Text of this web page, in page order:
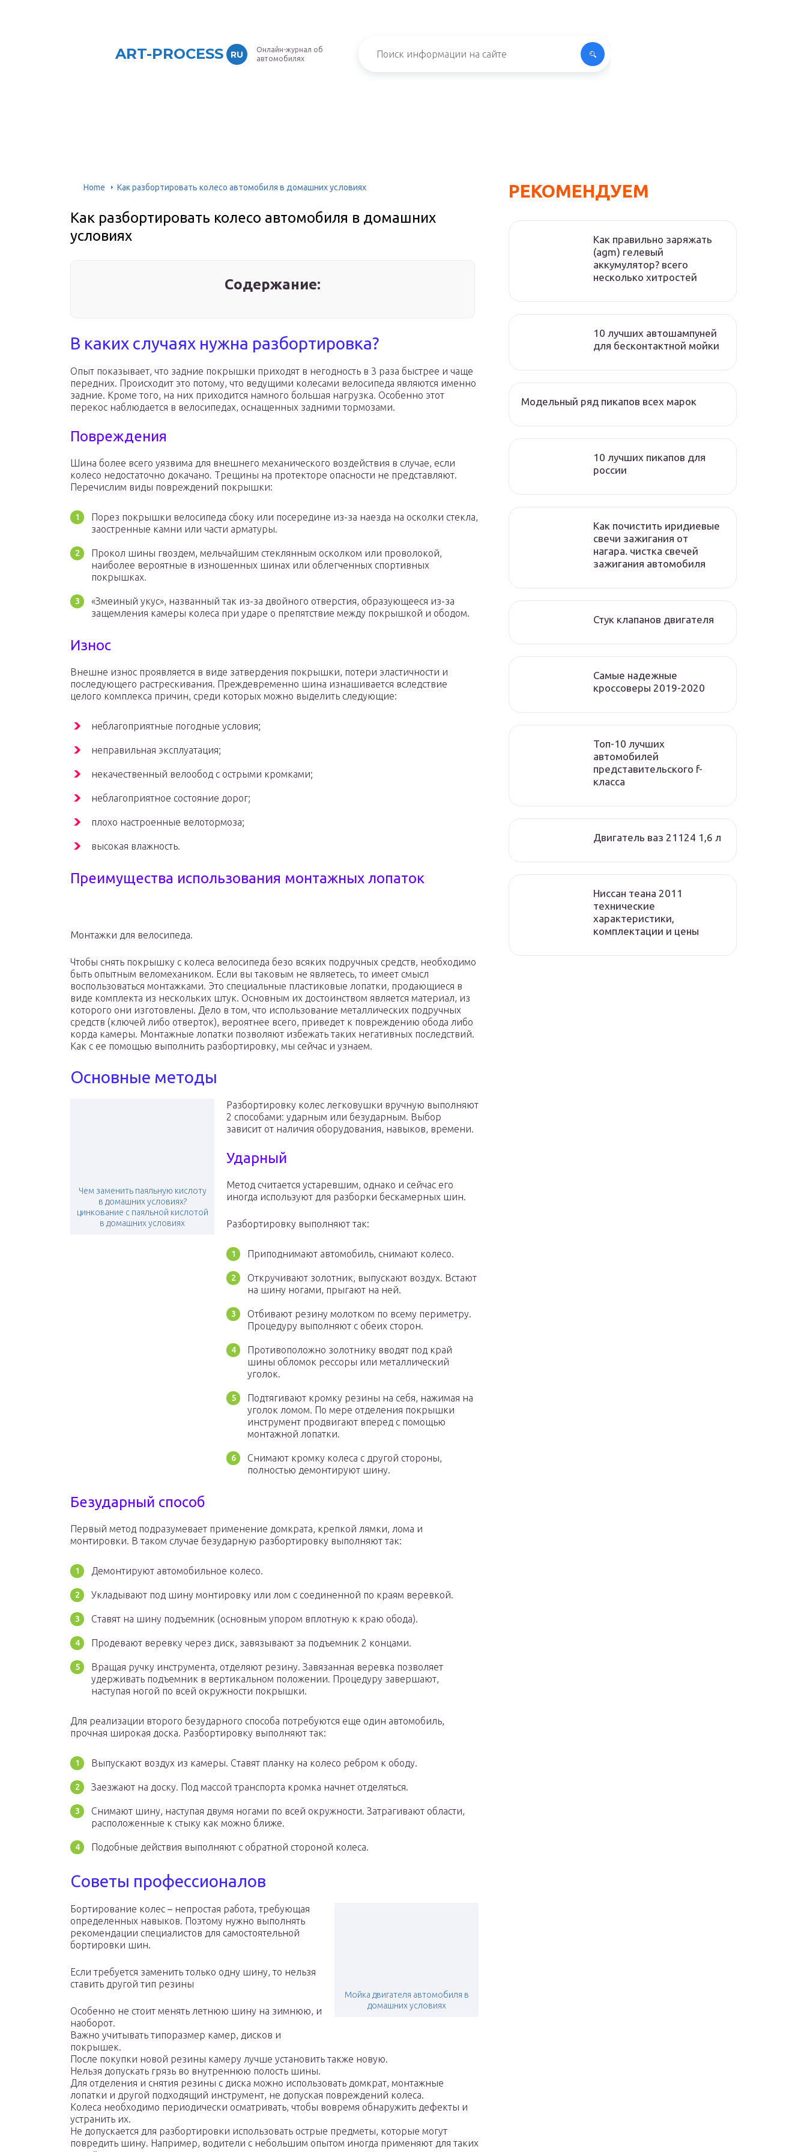
ART-PROCESS RU
Онлайн-журнал об
автомобилях
Home Как разбортировать колесо автомобиля в домашних условиях
Как разбортировать колесо автомобиля в домашних
условиях
Содержание:
В каких случаях нужна разбортировка?
Опыт показывает, что задние покрышки приходят в негодность в 3 раза быстрее и чаще
передних. Происходит это потому, что ведущими колесами велосипеда являются именно
задние. Кроме того, на них приходится намного большая нагрузка. Особенно этот
перекос наблюдается в велосипедах, оснащенных задними тормозами.
Повреждения
Шина более всего уязвима для внешнего механического воздействия в случае, если
колесо недостаточно докачано. Трещины на протекторе опасности не представляют.
Перечислим виды повреждений покрышки:
Порез покрышки велосипеда сбоку или посередине из-за наезда на осколки стекла,
заостренные камни или части арматуры.
Прокол шины гвоздем, мельчайшим стеклянным осколком или проволокой,
наиболее вероятные в изношенных шинах или облегченных спортивных
покрышках.
«Змеиный укус», названный так из-за двойного отверстия, образующееся из-за
защемления камеры колеса при ударе о препятствие между покрышкой и ободом.
Износ
Внешне износ проявляется в виде затвердения покрышки, потери эластичности и
последующего растрескивания. Преждевременно шина изнашивается вследствие
целого комплекса причин, среди которых можно выделить следующие:
неблагоприятные погодные условия;
неправильная эксплуатация;
некачественный велообод с острыми кромками;
неблагоприятное состояние дорог;
плохо настроенные велотормоза;
высокая влажность.
Преимущества использования монтажных лопаток
Монтажки для велосипеда.
Чтобы снять покрышку с колеса велосипеда безо всяких подручных средств, необходимо
быть опытным веломехаником. Если вы таковым не являетесь, то имеет смысл
воспользоваться монтажками. Это специальные пластиковые лопатки, продающиеся в
виде комплекта из нескольких штук. Основным их достоинством является материал, из
которого они изготовлены. Дело в том, что использование металлических подручных
средств (ключей либо отверток), вероятнее всего, приведет к повреждению обода либо
корда камеры. Монтажные лопатки позволяют избежать таких негативных последствий.
Как с ее помощью выполнить разбортировку, мы сейчас и узнаем.
Основные методы
Чем заменить паяльную кислоту
в домашних условиях?
цинкование с паяльной кислотой
в домашних условиях
Разбортировку колес легковушки вручную выполняют
2 способами: ударным или безударным. Выбор
зависит от наличия оборудования, навыков, времени.
Ударный
Метод считается устаревшим, однако и сейчас его
иногда используют для разборки бескамерных шин.
Разбортировку выполняют так:
Приподнимают автомобиль, снимают колесо.
Откручивают золотник, выпускают воздух. Встают
на шину ногами, прыгают на ней.
Отбивают резину молотком по всему периметру.
Процедуру выполняют с обеих сторон.
Противоположно золотнику вводят под край
шины обломок рессоры или металлический
уголок.
Подтягивают кромку резины на себя, нажимая на
уголок ломом. По мере отделения покрышки
инструмент продвигают вперед с помощью
монтажной лопатки.
Снимают кромку колеса с другой стороны,
полностью демонтируют шину.
Безударный способ
Первый метод подразумевает применение домкрата, крепкой лямки, лома и
монтировки. В таком случае безударную разбортировку выполняют так:
Демонтируют автомобильное колесо.
Укладывают под шину монтировку или лом с соединенной по краям веревкой.
Ставят на шину подъемник (основным упором вплотную к краю обода).
Продевают веревку через диск, завязывают за подъемник 2 концами.
Вращая ручку инструмента, отделяют резину. Завязанная веревка позволяет
удерживать подъемник в вертикальном положении. Процедуру завершают,
наступая ногой по всей окружности покрышки.
Для реализации второго безударного способа потребуются еще один автомобиль,
прочная широкая доска. Разбортировку выполняют так:
Выпускают воздух из камеры. Ставят планку на колесо ребром к ободу.
Заезжают на доску. Под массой транспорта кромка начнет отделяться.
Снимают шину, наступая двумя ногами по всей окружности. Затрагивают области,
расположенные к стыку как можно ближе.
Подобные действия выполняют с обратной стороной колеса.
Советы профессионалов
Мойка двигателя автомобиля в
домашних условиях
Бортирование колес – непростая работа, требующая
определенных навыков. Поэтому нужно выполнять
рекомендации специалистов для самостоятельной
бортировки шин.
Если требуется заменить только одну шину, то нельзя
ставить другой тип резины
Особенно не стоит менять летнюю шину на зимнюю, и
наоборот.
Важно учитывать типоразмер камер, дисков и
покрышек.
После покупки новой резины камеру лучше установить также новую.
Нельзя допускать грязь во внутреннюю полость шины.
Для отделения и снятия резины с диска можно использовать домкрат, монтажные
лопатки и другой подходящий инструмент, не допуская повреждений колеса.
Колеса необходимо периодически осматривать, чтобы вовремя обнаружить дефекты и
устранить их.
Не допускается для разбортировки использовать острые предметы, которые могут
повредить шину. Например, водители с небольшим опытом иногда применяют для таких
РЕКОМЕНДУЕМ
Как правильно заряжать
(agm) гелевый
аккумулятор? всего
несколько хитростей
10 лучших автошампуней
для бесконтактной мойки
Модельный ряд пикапов всех марок
10 лучших пикапов для
россии
Как почистить иридиевые
свечи зажигания от
нагара. чистка свечей
зажигания автомобиля
Стук клапанов двигателя
Самые надежные
кроссоверы 2019-2020
Топ-10 лучших
автомобилей
представительского f-
класса
Двигатель ваз 21124 1,6 л
Ниссан теана 2011
технические
характеристики,
комплектации и цены